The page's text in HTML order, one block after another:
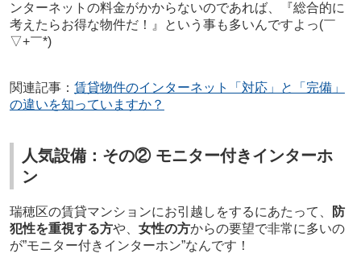
ンターネットの料金がかからないのであれば、『総合的に
考えたらお得な物件だ！』という事も多いんですよっ(￣
▽+￣*)
関連記事： 賃貸物件のインターネット「対応」と「完備」
の違いを知っていますか？
人気設備：その② モニター付きインターホ
ン
瑞穂区の賃貸マンションにお引越しをするにあたって、
防
犯性を重視する方や、 女性の方からの要望で非常に多いの
が”モニター付きインターホン”なんです！